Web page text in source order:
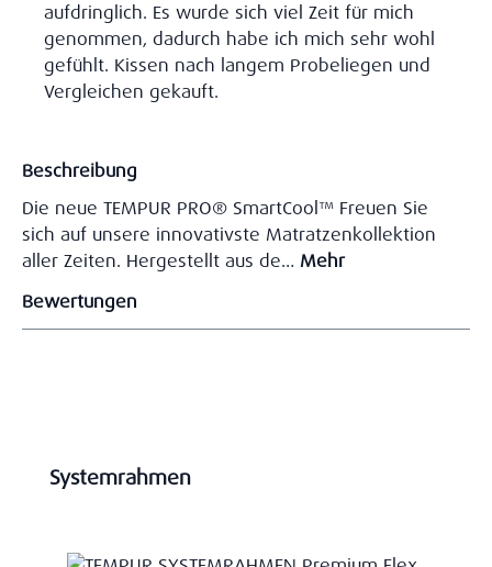
aufdringlich. Es wurde sich viel Zeit für mich
genommen, dadurch habe ich mich sehr wohl
gefühlt. Kissen nach langem Probeliegen und
Vergleichen gekauft.
Beschreibung
Die neue TEMPUR PRO® SmartCool™ Freuen Sie
sich auf unsere innovativste Matratzenkollektion
aller Zeiten. Hergestellt aus de… Mehr
Bewertungen
Produktgalerie überspringen
Systemrahmen